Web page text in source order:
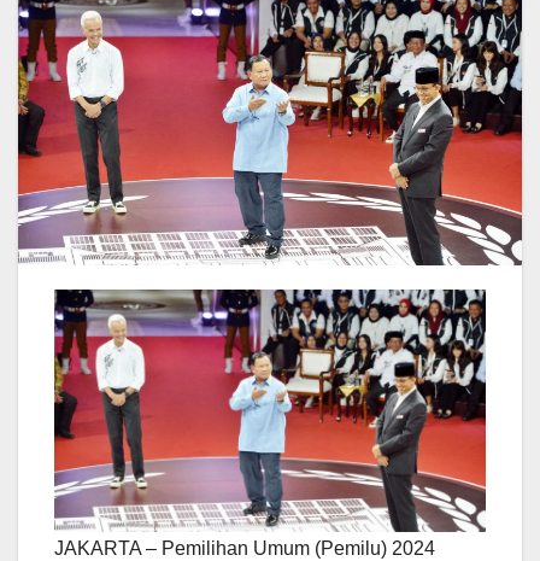
JAKARTA – Pemilihan Umum (Pemilu) 2024